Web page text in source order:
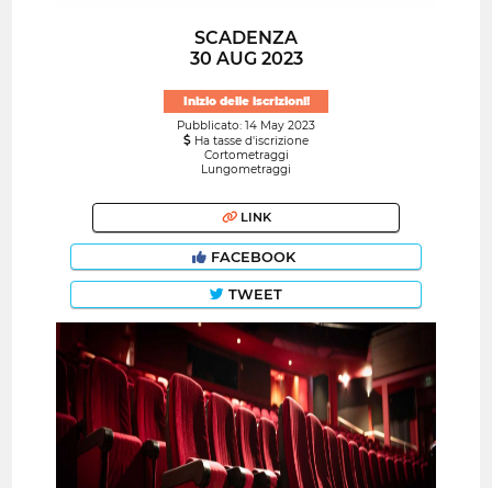
SCADENZA
30 AUG 2023
Inizio delle iscrizioni!
Pubblicato: 14 May 2023
Ha tasse d'iscrizione
Cortometraggi
Lungometraggi
LINK
FACEBOOK
TWEET